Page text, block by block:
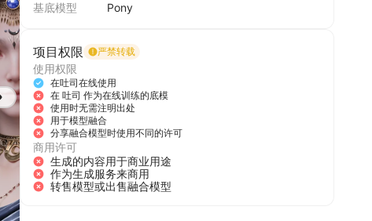
基底模型 Pony
项目权限 严禁转载
使用权限
在吐司在线使用
在 吐司 作为在线训练的底模
使用时无需注明出处
用于模型融合
分享融合模型时使用不同的许可
商用许可
生成的内容用于商业用途
作为生成服务来商用
转售模型或出售融合模型